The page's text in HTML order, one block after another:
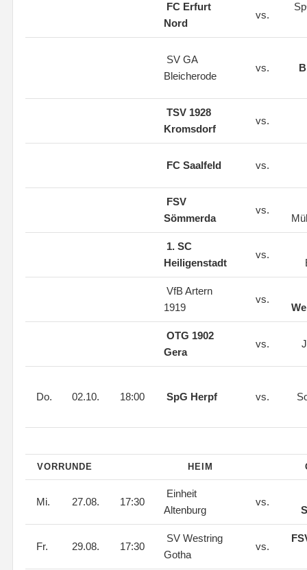
FC Erfurt
Nord
vs.
SV GA
Bleicherode
vs.
TSV 1928
Kromsdorf
vs.
FC Saalfeld vs.
FSV
Sömmerda
vs.
1. SC
Heiligenstadt
vs.
VfB Artern
1919
vs.
OTG 1902
Gera
vs.
Do. 02.10. 18:00 SpG Herpf vs.
VORRUNDE HEIM
Mi. 27.08. 17:30
Einheit
Altenburg
vs.
Fr. 29.08. 17:30
SV Westring
Gotha
vs.